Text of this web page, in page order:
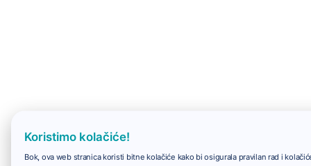
Koristimo kolačiće!
Bok, ova web stranica koristi bitne kolačiće kako bi osigurala pravilan rad i